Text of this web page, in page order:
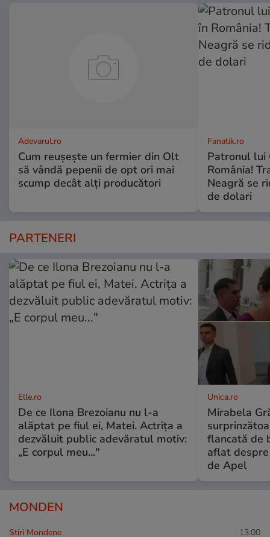
Adevarul.ro
Cum reușește un fermier din Olt
să vândă pepenii de opt ori mai
scump decât alți producători
Fanatik.ro
Patronul lui
România!
Neagră se
de dolari
PARTENERI
Elle.ro
De ce Ilona Brezoianu nu l-a
alăptat pe fiul ei, Matei. Actrița a
dezvăluit public adevăratul motiv:
„E corpul meu..."
Unica.ro
Mirabela
flancată de
aflat
de Apel
MONDEN
Stiri Mondene 13:00